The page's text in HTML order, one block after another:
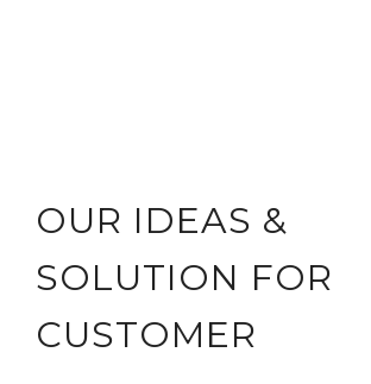
OUR IDEAS &
SOLUTION FOR
CUSTOMER